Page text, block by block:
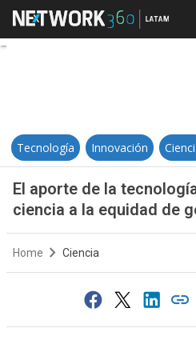
El
Tecnología Innovación
El aporte de la
ciencia a la equidad de
Home Ciencia